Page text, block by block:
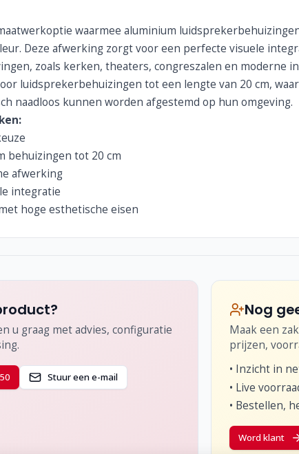
waarmee aluminium
Deze afwerking zorgt voor een perfecte visuele
zoals kerken, theaters, congreszalen en moderne
luidsprekerbehuizingen tot een lengte van 20 cm,
naadloos kunnen worden afgestemd op hun omgeving.
behuizingen tot 20 cm
afwerking
integratie
hoge esthetische eisen
u graag met advies, configuratie
Stuur een e-mail
Nog
Maak een
prijzen,
• Inzicht in
• Live
• Bestellen,
Word klant